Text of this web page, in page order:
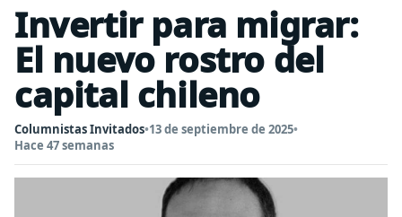
Invertir para migrar:
El nuevo rostro del
capital chileno
Columnistas Invitados•13 de septiembre de 2025•
Hace 47 semanas